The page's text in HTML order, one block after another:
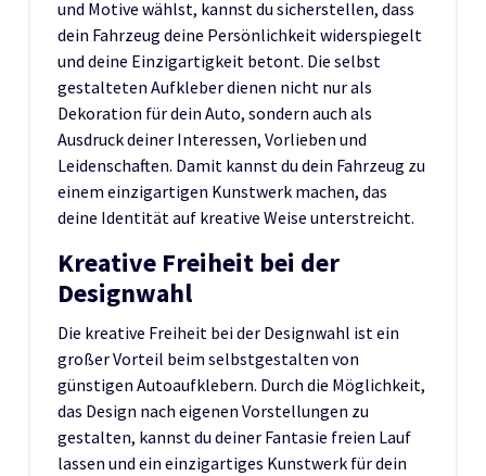
und Motive wählst, kannst du sicherstellen, dass
dein Fahrzeug deine Persönlichkeit widerspiegelt
und deine Einzigartigkeit betont. Die selbst
gestalteten Aufkleber dienen nicht nur als
Dekoration für dein Auto, sondern auch als
Ausdruck deiner Interessen, Vorlieben und
Leidenschaften. Damit kannst du dein Fahrzeug zu
einem einzigartigen Kunstwerk machen, das
deine Identität auf kreative Weise unterstreicht.
Kreative Freiheit bei der
Designwahl
Die kreative Freiheit bei der Designwahl ist ein
großer Vorteil beim selbstgestalten von
günstigen Autoaufklebern. Durch die Möglichkeit,
das Design nach eigenen Vorstellungen zu
gestalten, kannst du deiner Fantasie freien Lauf
lassen und ein einzigartiges Kunstwerk für dein